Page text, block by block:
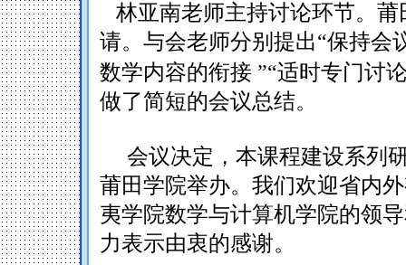
林亚南老师主持讨论环节。
请。与会老师分别提出“保持会
数学内容的衔接 ”“适时专门讨
做了简短的会议总结。
会议决定，本课程建设系列
莆田学院举办。我们欢迎省内
夷学院数学与计算机学院的领
力表示由衷的感谢。